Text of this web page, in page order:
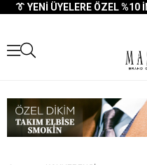
👔 YENI ÜYELERE ÖZEL %10